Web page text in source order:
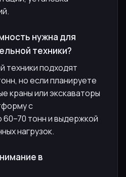
нужна для
техники?
техники подходят
но если планируете
краны или экскаваторы
с
тонн и выдержкой
нагрузок.
в